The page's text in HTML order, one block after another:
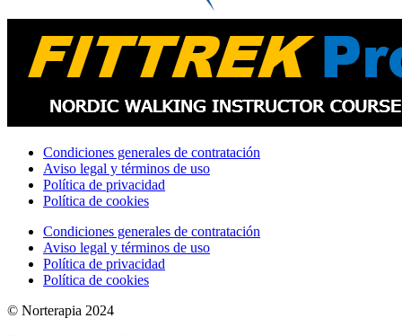
Condiciones generales de contratación
Aviso legal y términos de uso
Política de privacidad
Política de cookies
Condiciones generales de contratación
Aviso legal y términos de uso
Política de privacidad
Política de cookies
© Norterapia 2024